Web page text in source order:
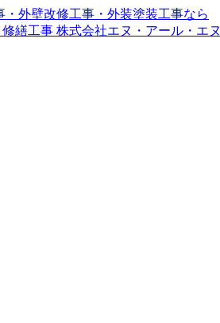
修繕工事 株式会社エヌ・アール・エヌ